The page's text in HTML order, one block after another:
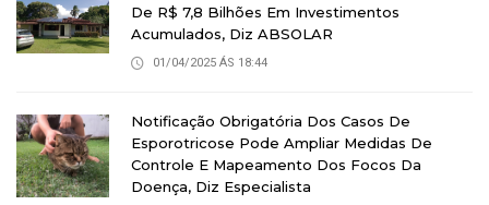
De R$ 7,8 Bilhões Em Investimentos
Acumulados, Diz ABSOLAR
01/04/2025 ÁS 18:44
Notificação Obrigatória Dos Casos De
Esporotricose Pode Ampliar Medidas De
Controle E Mapeamento Dos Focos Da
Doença, Diz Especialista